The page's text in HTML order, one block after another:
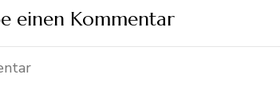
einen Kommentar